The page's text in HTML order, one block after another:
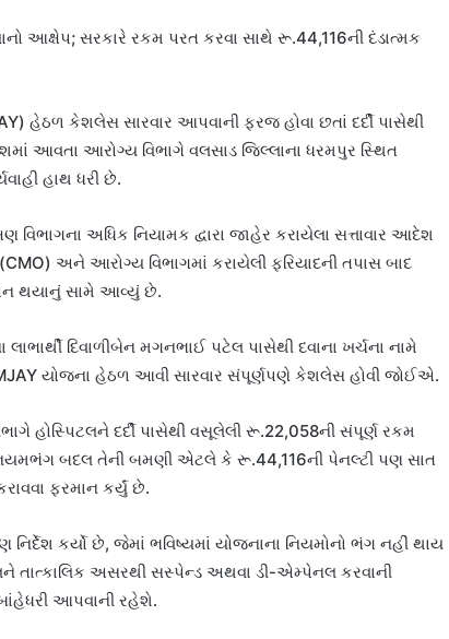
આક્ષેપ; સરકારે રકમ પરત કરવા સાથે રૂ.44,116ની દંડાત્મક
હેઠળ કેશલેસ સારવાર આપવાની ફરજ હોવા છતાં દર્દી પાસેથી
આવતા આરોગ્ય વિભાગે વલસાડ જિલ્લાના ધરમપુર સ્થિત
હાથ ધરી છે.
અધિક નિયામક દ્વારા જાહેર કરાયેલા સત્તાવાર આદેશ
અને આરોગ્ય વિભાગમાં કરાયેલી ફરિયાદની તપાસ બાદ
થયાનું સામે આવ્યું છે.
દિવાળીબેન મગનભાઈ પટેલ પાસેથી દવાના ખર્ચના નામે
યોજના હેઠળ આવી સારવાર સંપૂર્ણપણે કેશલેસ હોવી જોઈએ.
હોસ્પિટલને દર્દી પાસેથી વસૂલેલી રૂ.22,058ની સંપૂર્ણ રકમ
બદલ તેની બમણી એટલે કે રૂ.44,116ની પેનલ્ટીપણ સાત
ફરમાન કર્યું છે.
કર્યો છે, જેમાં ભવિષ્યમાં યોજનાના નિયમોનો ભંગ નહીં થાય
તાત્કાલિક અસરથી સસ્પેન્ડ અથવા ડી-એમ્પેનલ કરવાની
આપવાની રહેશે.